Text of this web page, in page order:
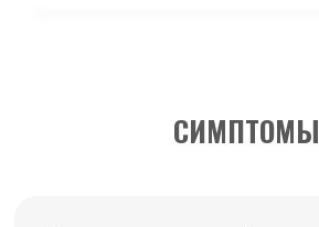
СИМПТОМЫ